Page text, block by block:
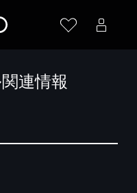
連情報